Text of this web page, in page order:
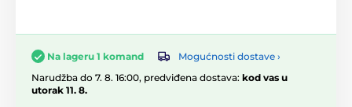
Na lageru 1 komand
Mogućnosti dostave ›
Narudžba do 7. 8. 16:00, predviđena dostava: kod vas u
utorak 11. 8.